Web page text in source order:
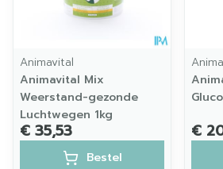
Animavital
Animavital Mix
Weerstand-gezonde
Luchtwegen 1kg
€ 35,53
Bestel
€